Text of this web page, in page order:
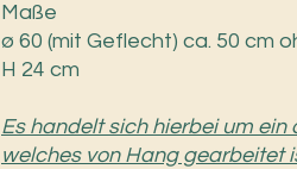
Maße
ø 60 (mit Geflecht) ca. 50 cm
H 24 cm
Es handelt sich hierbei um
welches von Hang gearbeitet